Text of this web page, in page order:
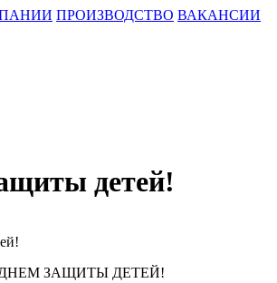
ПРОИЗВОДСТВО ВАКАНСИИ
детей!
ЗАЩИТЫ ДЕТЕЙ!